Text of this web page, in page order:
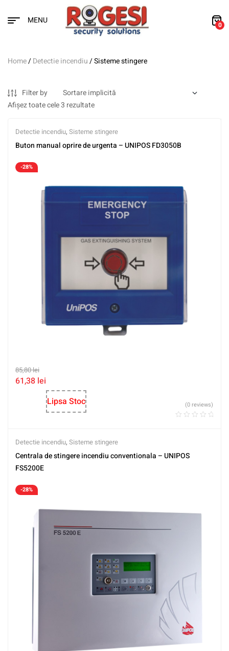
MENU 0
Home/Detectie incendiu/ Sisteme stingere
Filter by
Afișez toate cele 3 rezultate
Detectie incendiu, Sisteme stingere
Buton manual oprire de urgenta – UNIPOS FD3050B
-28%
85,80lei
61,38 lei
Lipsa Stoc
(0 reviews)
Detectie incendiu, Sisteme stingere
Centrala de stingere incendiu conventionala – UNIPOS
FS5200E
-28%